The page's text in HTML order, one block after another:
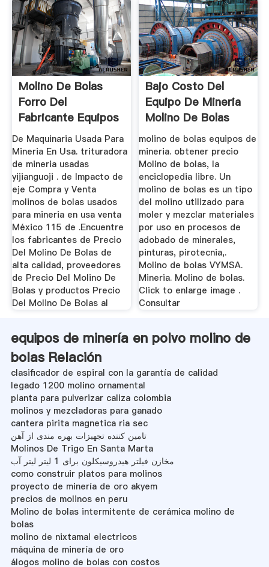
Molino De Bolas
Forro Del
Fabricante Equipos
De ...
De Maquinaria Usada Para
Mineria En Usa. trituradora
de mineria usadas
yijianguoji . de Impacto de
eje Compra y Venta
molinos de bolas usados
para mineria en usa venta
México 115 de .Encuentre
los fabricantes de Precio
Del Molino De Bolas de
alta calidad, proveedores
de Precio Del Molino De
Bolas y productos Precio
Del Molino De Bolas al
Bajo Costo Del
Equipo De Mineria
Molino De Bolas
Para La Venta
molino de bolas equipos de
mineria. obtener precio
Molino de bolas, la
enciclopedia libre. Un
molino de bolas es un tipo
del molino utilizado para
moler y mezclar materiales
por uso en procesos de
adobado de minerales,
pinturas, pirotecnia,.
Molino de bolas VYMSA.
Mineria. Molino de bolas.
Click to enlarge image .
Consultar
equipos de minería en polvo molino de
bolas Relación
clasificador de espiral con la garantía de calidad
legado 1200 molino ornamental
planta para pulverizar caliza colombia
molinos y mezcladoras para ganado
cantera pirita magnetica ria sec
تامین کننده تجهیزات بهره مندی از آهن
Molinos De Trigo En Santa Marta
مخازن فیلتر هیدروسیکلون برای 1 لیتر لیتر آب
como construir platos para molinos
proyecto de minería de oro akyem
precios de molinos en peru
Molino de bolas intermitente de cerámica molino de
bolas
molino de nixtamal electricos
máquina de minería de oro
álogos molino de bolas con costos